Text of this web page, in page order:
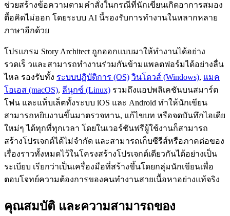
ช่วยสร้างข้อความตามคำสั่งในกรณีที่นักเขียนเกิดอาการสมอง
ตื้อคิดไม่ออก โดยระบบ AI นี้รองรับการทำงานในหลากหลาย
ภาษาอีกด้วย
โปรแกรม Story Architect ถูกออกแบบมาให้ทำงานได้อย่าง
รวดเร็ วและสามารถทำงานร่วมกันข้ามแพลตฟอร์มได้อย่างลื่น
ไหล รองรับทั้ง ระบบปฏิบัติการ (OS) วินโดวส์ (Windows), แมค
โอเอส (macOS), ลีนุกซ์ (Linux) รวมถึงแอปพลิเคชันบนสมาร์ต
โฟน และแท็บเล็ตทั้งระบบ iOS และ Android ทำให้นักเขียน
สามารถหยิบงานขึ้นมาตรวจทาน, แก้ไขบท หรือจดบันทึกไอเดีย
ใหม่ๆ ได้ทุกที่ทุกเวลา โดยในเวอร์ชันฟรีผู้ใช้งานก็สามารถ
สร้างโปรเจกต์ได้ไม่จำกัด และสามารถเก็บซีรีส์หรือภาคต่อของ
เรื่องราวทั้งหมดไว้ในโครงสร้างโปรเจกต์เดียวกันได้อย่างเป็น
ระเบียบ เรียกว่าเป็นเครื่องมือที่สร้างขึ้นโดยกลุ่มนักเขียนเพื่อ
ตอบโจทย์ความต้องการของคนทำงานสายเนื้อหาอย่างแท้จริง
คุณสมบัติ และความสามารถของ